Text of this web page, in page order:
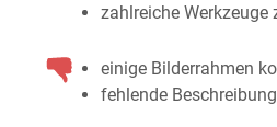
zahlreiche Werkzeuge
einige Bilderrahmen
fehlende